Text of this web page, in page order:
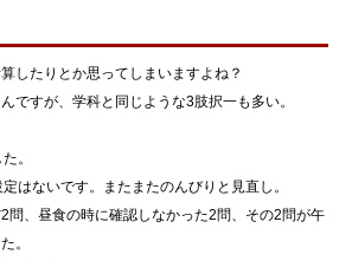
したりとか思ってしまいますよね？
ですが、学科と同じような3肢択一も多い。
。
はないです。またまたのんびりと見直し。
問、昼食の時に確認しなかった2問、その2問が午
。